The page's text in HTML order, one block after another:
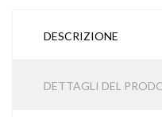
DESCRIZIONE
DETTAGLI DEL